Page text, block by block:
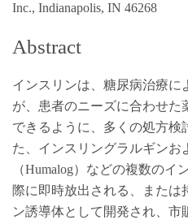
Inc., Indianapolis, IN 46268
Abstract
インスリンは、糖尿病治療に
が、患者のニーズに合わせた
できるように、多くの処方検
た、インスリングラルギンお
（Humalog）などの複数の
際に即時放出される、または
ン誘導体として開発され、